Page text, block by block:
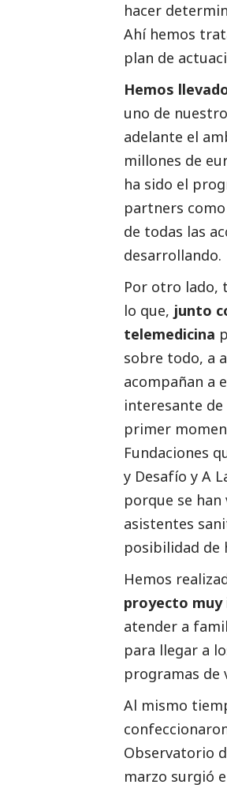
hacer
Ahí hemos
plan de
Hemos
uno de
adelante el
millones de
ha sido el
partners
de todas las
desarrollando.
Por otro lado,
lo que, junto
telemedicina
sobre todo, a
acompañan a
interesante
primer
Fundaciones
y Desafío y A
porque se
asistentes
posibilidad de
Hemos
proyecto
atender a
para llegar a
programas de
Al mismo
Observatorio
marzo surgió